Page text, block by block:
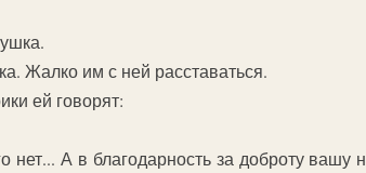
Жалко им с ней расставаться.
ей говорят:
нет... А в благодарность за доброту вашу